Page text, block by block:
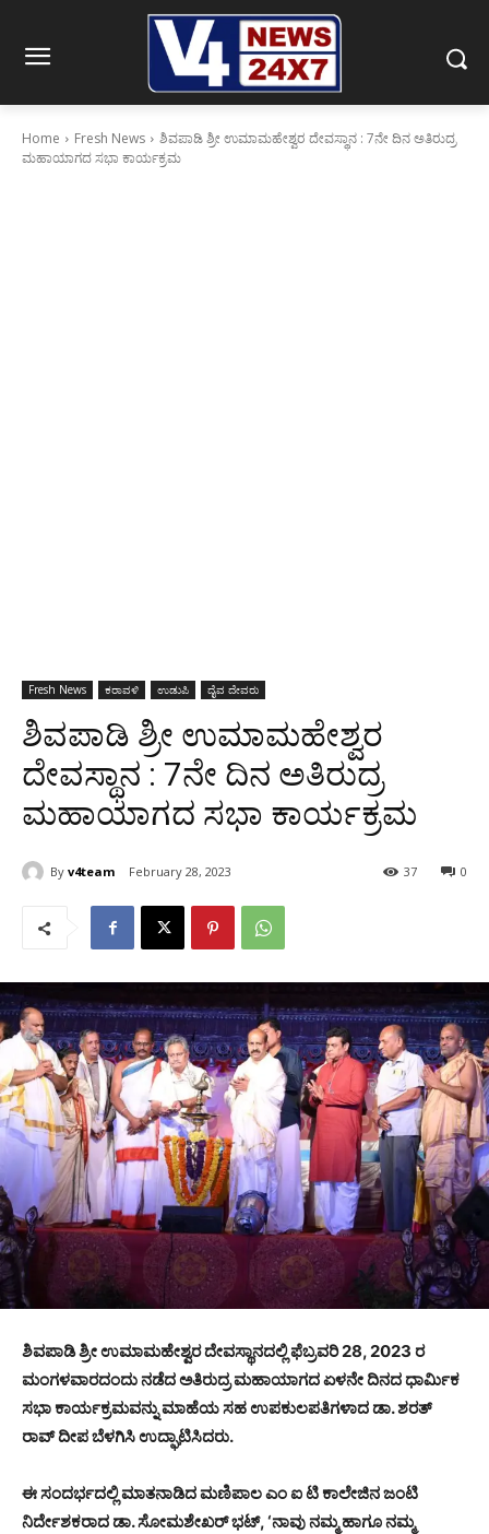
Home Fresh News
ಶಿವಪಾಡಿ ಶ್ರೀ ಉಮಾಮಹೇಶ್ವರ ದೇವಸ್ಥಾನ : 7ನೇ ದಿನ ಅತಿರುದ್ರ
ಮಹಾಯಾಗದ ಸಭಾ ಕಾರ್ಯಕ್ರಮ
Fresh News ಕರಾವಳಿ ಉಡುಪಿ ದೈವ ದೇವರು
ಶಿವಪಾಡಿ ಶ್ರೀ ಉಮಾಮಹೇಶ್ವರ
ದೇವಸ್ಥಾನ : 7ನೇ ದಿನ ಅತಿರುದ್ರ
ಮಹಾಯಾಗದ ಸಭಾ ಕಾರ್ಯಕ್ರಮ
By v4team February 28, 2023 0
37
ಶಿವಪಾಡಿ ಶ್ರೀ ಉಮಾಮಹೇಶ್ವರ ದೇವಸ್ಥಾನದಲ್ಲಿ ಫೆಬ್ರವರಿ 28, 2023 ರ
ಮಂಗಳವಾರದಂದು ನಡೆದ ಅತಿರುದ್ರ ಮಹಾಯಾಗದ ಏಳನೇ ದಿನದ ಧಾರ್ಮಿಕ
ಸಭಾ ಕಾರ್ಯಕ್ರಮವನ್ನು ಮಾಹೆಯ ಸಹ ಉಪಕುಲಪತಿಗಳಾದ ಡಾ. ಶರತ್
ರಾವ್ ದೀಪ ಬೆಳಗಿಸಿ ಉದ್ಘಾಟಿಸಿದರು.
ಈ ಸಂದರ್ಭದಲ್ಲಿ ಮಾತನಾಡಿದ ಮಣಿಪಾಲ ಎಂ ಐ ಟಿ ಕಾಲೇಜಿನ ಜಂಟಿ
ನಿರ್ದೇಶಕರಾದ ಡಾ. ಸೋಮಶೇಖರ್ ಭಟ್, ‘ನಾವು ನಮ್ಮ ಹಾಗೂ ನಮ್ಮ